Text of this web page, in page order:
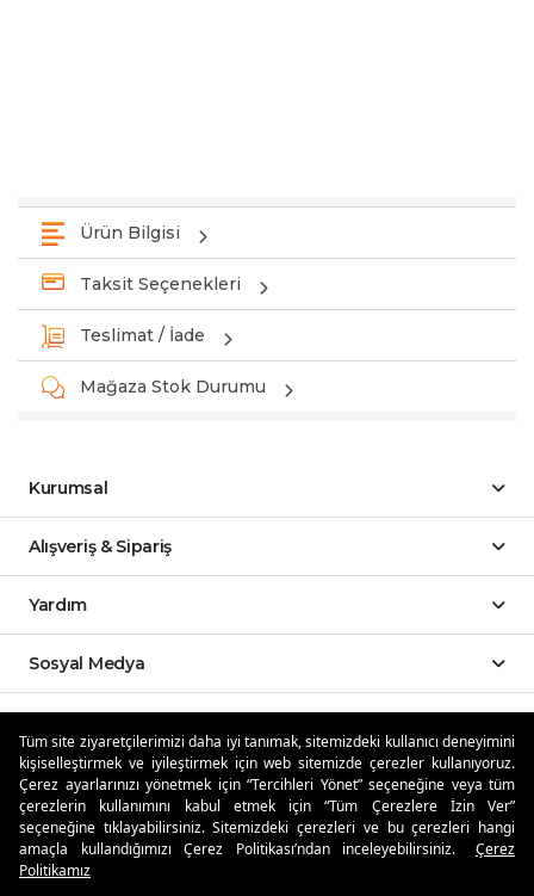
Tüm site ziyaretçilerimizi daha iyi tanımak, sitemizdeki kullanıcı deneyimini
kişiselleştirmek ve iyileştirmek için web sitemizde çerezler kullanıyoruz.
Çerez ayarlarınızı yönetmek için “Tercihleri Yönet” seçeneğine veya tüm
çerezlerin kullanımını kabul etmek için “Tüm Çerezlere İzin Ver”
seçeneğine tıklayabilirsiniz. Sitemizdeki çerezleri ve bu çerezleri hangi
amaçla kullandığımızı Çerez Politikası’ndan inceleyebilirsiniz.
Çerez
Politikamız
Ürün Bilgisi
Taksit Seçenekleri
Teslimat / İade
Mağaza Stok Durumu
Kurumsal
Alışveriş & Sipariş
Yardım
Sosyal Medya
Özdilekteyim'de Taksit Avantajları
Güvenli Alışveriş